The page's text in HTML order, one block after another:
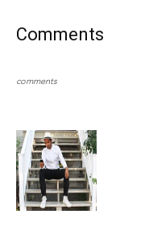
Comments
comments